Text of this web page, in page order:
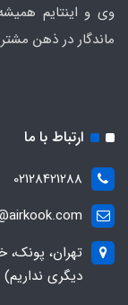
وی و اینتایم
ماندگار در ذهن
ارتباط با ما
02128421288
دیگری نداریم)